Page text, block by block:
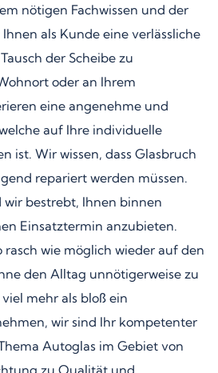
nötigen Fachwissen und der
als Kunde eine verlässliche
der Scheibe zu
oder an Ihrem
eine angenehme und
auf Ihre individuelle
ist. Wir wissen, dass Glasbruch
repariert werden müssen.
bestrebt, Ihnen binnen
Einsatztermin anzubieten.
rasch wie möglich wieder auf den
den Alltag unnötigerweise zu
mehr als bloß ein
wir sind Ihr kompetenter
Autoglas im Gebiet von
zu Qualität und